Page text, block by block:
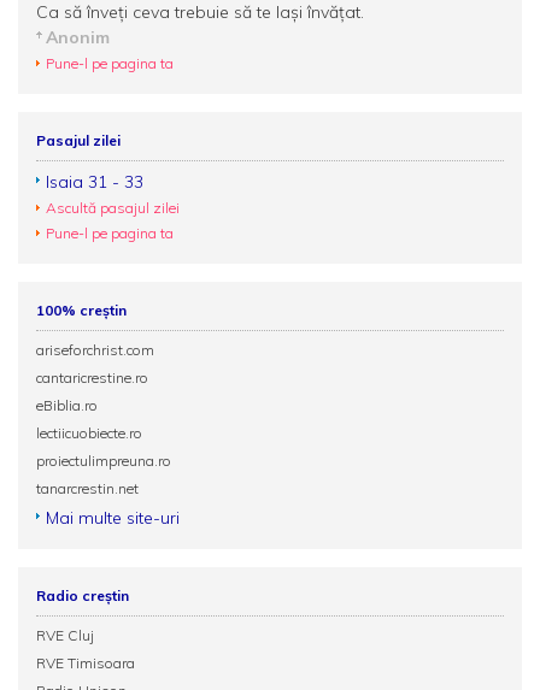
Ca să înveţi ceva trebuie să te laşi învăţat.
Anonim
Pune-l pe pagina ta
Pasajul zilei
Isaia 31 - 33
Ascultă pasajul zilei
Pune-l pe pagina ta
100% creștin
ariseforchrist.com
cantaricrestine.ro
eBiblia.ro
lectiicuobiecte.ro
proiectulimpreuna.ro
tanarcrestin.net
Mai multe site-uri
Radio creștin
RVE Cluj
RVE Timisoara